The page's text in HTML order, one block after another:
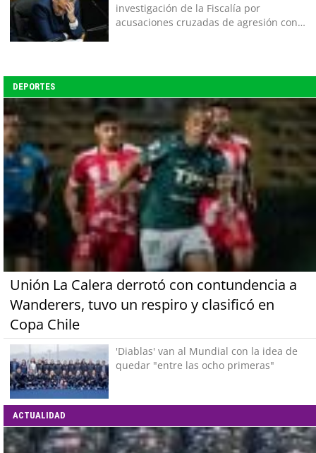
investigación de la Fiscalía por
acusaciones cruzadas de agresión con
DEPORTES
Unión La Calera derrotó con contundencia a
Wanderers, tuvo un respiro y clasificó en
Copa Chile
'Diablas' van al Mundial con la idea de
quedar "entre las ocho primeras"
ACTUALIDAD